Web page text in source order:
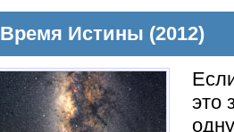
Время Истины (2012)
это